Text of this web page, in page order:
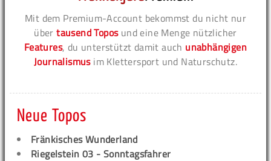
Mit dem Premium-Account bekommst du nicht nur
übertausend Toposund eine Menge nützlicher
Features, du unterstützt damit auch unabhängigen
Journalismusim Klettersport und Naturschutz.
Neue Topos
Fränkisches Wunderland
Riegelstein 03 - Sonntagsfahrer